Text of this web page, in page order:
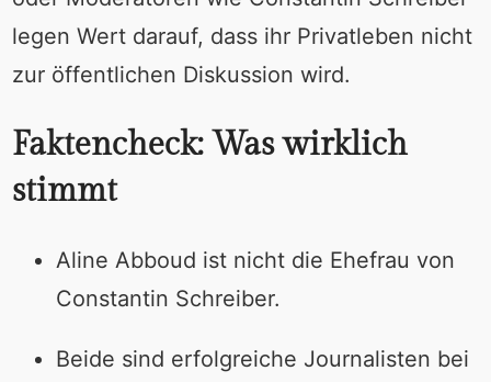
legen Wert darauf, dass ihr Privatleben nicht
zur öffentlichen Diskussion wird.
Faktencheck: Was wirklich
stimmt
Aline Abboud ist nicht die Ehefrau von
Constantin Schreiber.
Beide sind erfolgreiche Journalisten bei